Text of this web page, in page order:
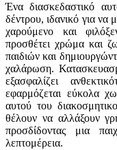
Ένα διασκεδαστικό
δέντρου, ιδανικό για να
χαρούμενο και
προσθέτει χρώμα και
παιδιών και
χαλάρωση.
εξασφαλίζει
εφαρμόζεται εύκολα
αυτού του
θέλουν να αλλάξουν
προσδίδοντας μια
λεπτομέρεια.